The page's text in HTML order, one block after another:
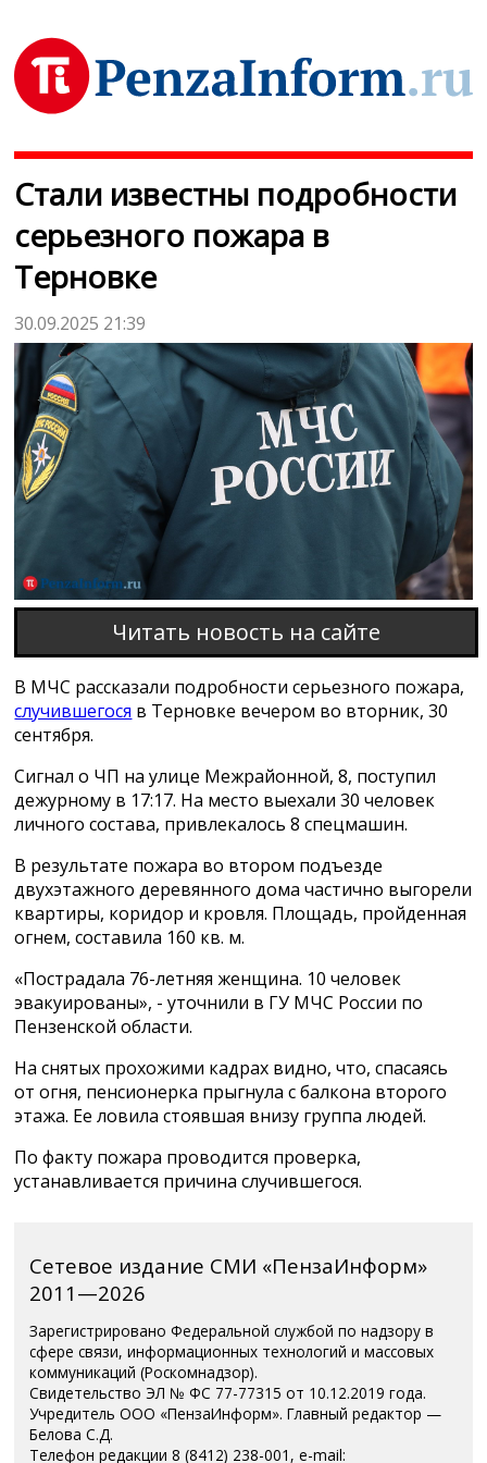
Стали известны подробности
серьезного пожара в
Терновке
30.09.2025 21:39
Читать новость на сайте
В МЧС рассказали подробности серьезного пожара,
случившегося в Терновке вечером во вторник, 30
сентября.
Сигнал о ЧП на улице Межрайонной, 8, поступил
дежурному в 17:17. На место выехали 30 человек
личного состава, привлекалось 8 спецмашин.
В результате пожара во втором подъезде
двухэтажного деревянного дома частично выгорели
квартиры, коридор и кровля. Площадь, пройденная
огнем, составила 160 кв. м.
«Пострадала 76-летняя женщина. 10 человек
эвакуированы», - уточнили в ГУ МЧС России по
Пензенской области.
На снятых прохожими кадрах видно, что, спасаясь
от огня, пенсионерка прыгнула с балкона второго
этажа. Ее ловила стоявшая внизу группа людей.
По факту пожара проводится проверка,
устанавливается причина случившегося.
Сетевое издание СМИ «ПензаИнформ»
2011—2026
Зарегистрировано Федеральной службой по надзору в
сфере связи, информационных технологий и массовых
коммуникаций (Роскомнадзор).
Свидетельство ЭЛ № ФС 77-77315 от 10.12.2019 года.
Учредитель ООО «ПензаИнформ». Главный редактор —
Белова С.Д.
Телефон редакции 8 (8412) 238-001, e-mail: